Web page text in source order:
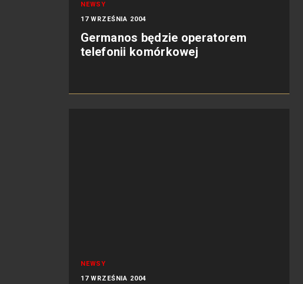
NEWSY
17 WRZEŚNIA 2004
Germanos będzie operatorem
telefonii komórkowej
NEWSY
17 WRZEŚNIA 2004